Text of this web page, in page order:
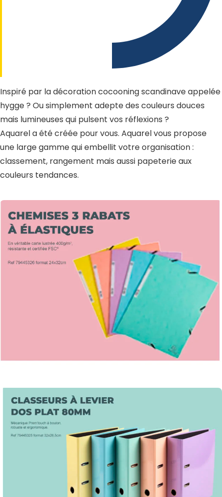
Inspiré par la décoration cocooning scandinave appelée
hygge ? Ou simplement adepte des couleurs douces
mais lumineuses qui pulsent vos réflexions ?
Aquarel a été créée pour vous. Aquarel vous propose
une large gamme qui embellit votre organisation :
classement, rangement mais aussi papeterie aux
couleurs tendances.